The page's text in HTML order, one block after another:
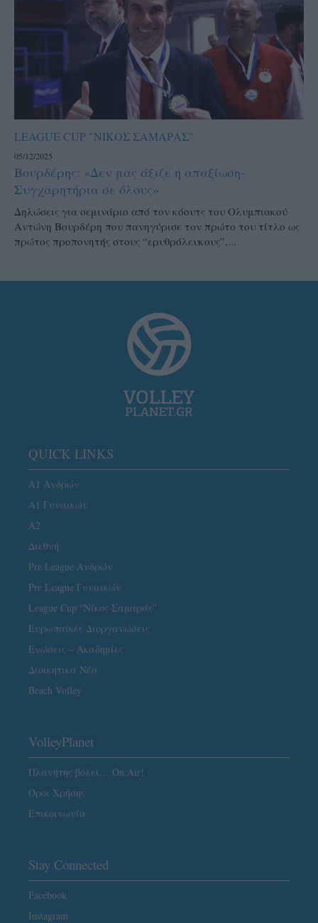
LEAGUE CUP "ΝΙΚΟΣ ΣΑΜΑΡΑΣ"
05/12/2025
Βουρδέρης: «Δεν μας άξιζε η απαξίωση-
Συγχαρητήρια σε όλους»
Δηλώσεις για σεμινάριο από τον κόουτς του Ολυμπιακού
Αντώνη Βουρδέρη που πανηγύρισε τον πρώτο του τίτλο ως
πρώτος προπονητής στους “ερυθρόλευκους”,...
QUICK LINKS
Α1 Ανδρών
Α1 Γυναικών
A2
Διεθνή
Pre League Ανδρών
Pre League Γυναικών
League Cup “Νίκος Σαμαράς”
Ευρωπαϊκές Διοργανώσεις
Ενώσεις – Ακαδημίες
Διοικητικά Νέα
Beach Volley
VolleyPlanet
Πλανήτης βόλεϊ… On Air!
Όροι Χρήσης
Επικοινωνία
Stay Connected
Facebook
Instagram